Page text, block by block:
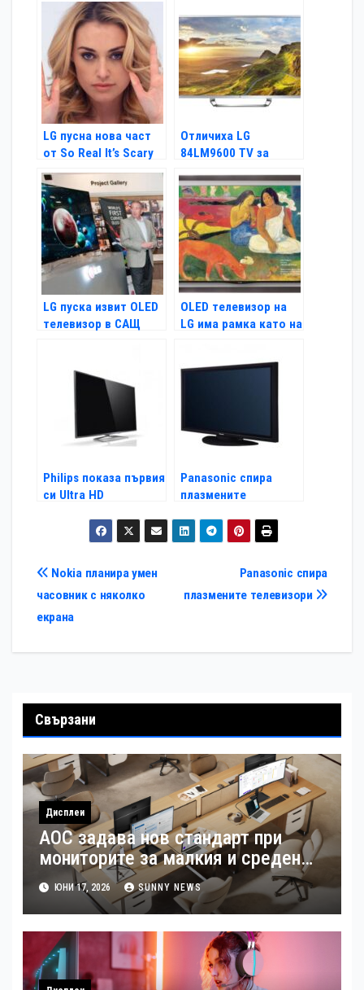
LG пусна нова част
от So Real It’s Scary
Отличиха LG
84LM9600 TV за
ефективност
LG пуска извит OLED
телевизор в САЩ
OLED телевизор на
LG има рамка като на
Philips показа първия
си Ultra HD
Panasonic спира
плазмените
Навигация
Panasonic спира
плазмените телевизори
Nokia планира умен
часовник с няколко
екрана
Свързани
Дисплеи
AOC задава нов стандарт при
мониторите за малкия и среден
бизнес
ЮНИ 17, 2026 SUNNY NEWS